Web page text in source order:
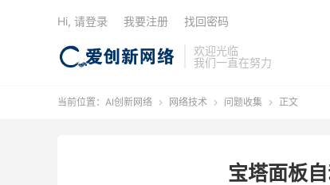
欢迎光临
我们一直在努力
Hi, 请登录 我要注册 找回密码
当前位置： AI创新网络  网络技术  问题收集  正文
宝塔面板